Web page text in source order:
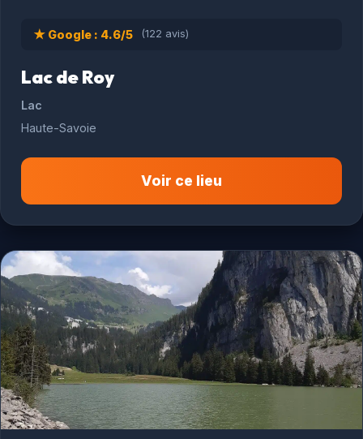
★ Google : 4.6/5 (122 avis)
Lac de Roy
Lac
Haute-Savoie
Voir ce lieu